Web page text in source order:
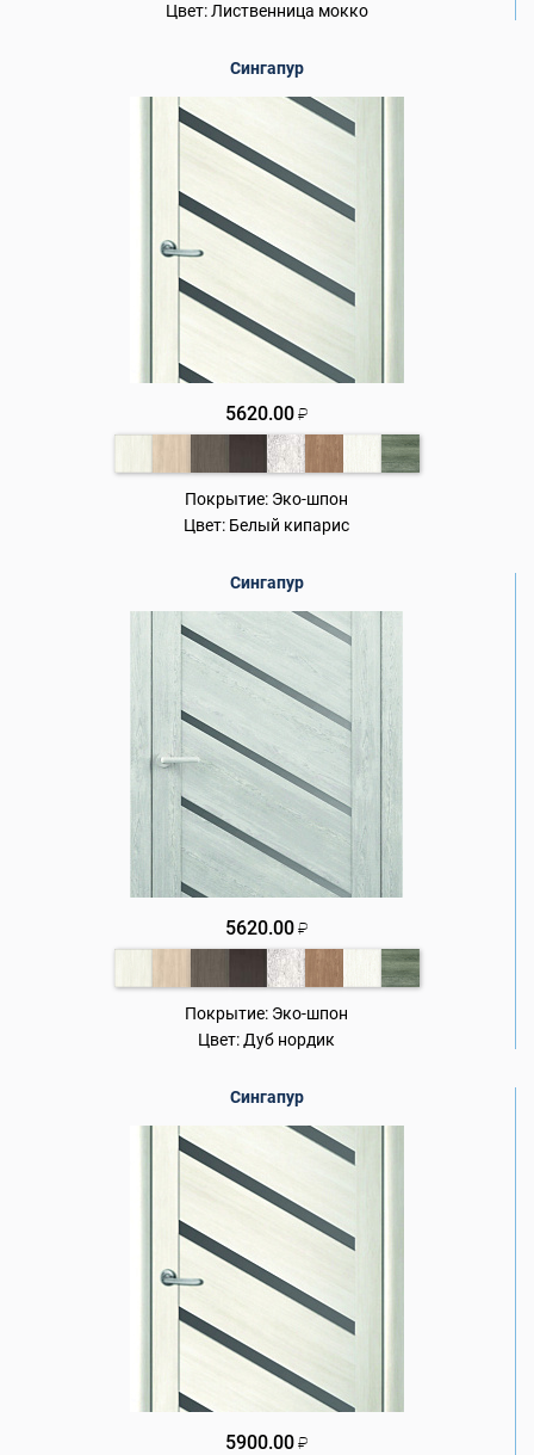
Цвет: Лиственница мокко
Сингапур
5620.00 ₽
Покрытие: Эко-шпон
Цвет: Белый кипарис
Сингапур
5620.00 ₽
Покрытие: Эко-шпон
Цвет: Дуб нордик
Сингапур
5900.00 ₽